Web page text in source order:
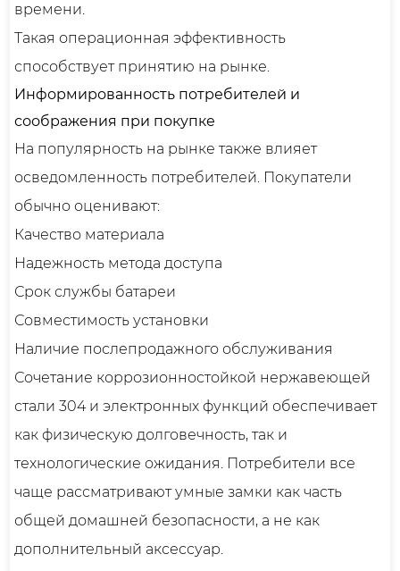
времени.
Такая операционная эффективность
способствует принятию на рынке.
Информированность потребителей и
соображения при покупке
На популярность на рынке также влияет
осведомленность потребителей. Покупатели
обычно оценивают:
Качество материала
Надежность метода доступа
Срок службы батареи
Совместимость установки
Наличие послепродажного обслуживания
Сочетание коррозионностойкой нержавеющей
стали 304 и электронных функций обеспечивает
как физическую долговечность, так и
технологические ожидания. Потребители все
чаще рассматривают умные замки как часть
общей домашней безопасности, а не как
дополнительный аксессуар.